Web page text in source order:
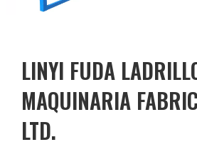
LINYI FUDA
MAQUINARIA
LTD.